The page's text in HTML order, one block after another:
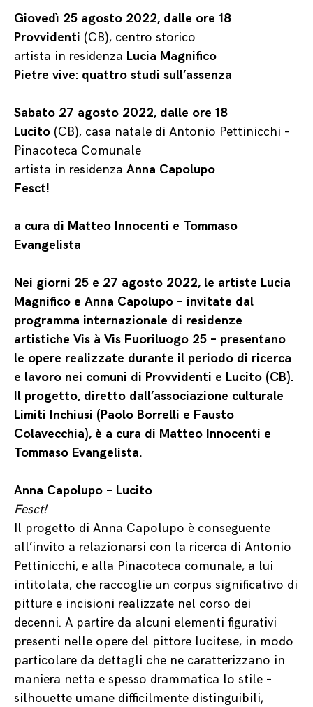
Giovedì 25 agosto 2022, dalle ore 18
Provvidenti (CB), centro storico
artista in residenza Lucia Magnifico
Pietre vive: quattro studi sull’assenza
Sabato 27 agosto 2022, dalle ore 18
Lucito (CB), casa natale di Antonio Pettinicchi –
Pinacoteca Comunale
artista in residenza Anna Capolupo
Fesct!
a cura di Matteo Innocenti e Tommaso
Evangelista
Nei giorni 25 e 27 agosto 2022, le artiste Lucia
Magnifico e Anna Capolupo – invitate dal
programma internazionale di residenze
artistiche Vis à Vis Fuoriluogo 25 – presentano
le opere realizzate durante il periodo di ricerca
e lavoro nei comuni di Provvidenti e Lucito (CB).
Il progetto, diretto dall’associazione culturale
Limiti Inchiusi (Paolo Borrelli e Fausto
Colavecchia), è a cura di Matteo Innocenti e
Tommaso Evangelista.
Anna Capolupo – Lucito
Fesct!
Il progetto di Anna Capolupo è conseguente
all’invito a relazionarsi con la ricerca di Antonio
Pettinicchi, e alla Pinacoteca comunale, a lui
intitolata, che raccoglie un corpus significativo di
pitture e incisioni realizzate nel corso dei
decenni. A partire da alcuni elementi figurativi
presenti nelle opere del pittore lucitese, in modo
particolare da dettagli che ne caratterizzano in
maniera netta e spesso drammatica lo stile –
silhouette umane difficilmente distinguibili,